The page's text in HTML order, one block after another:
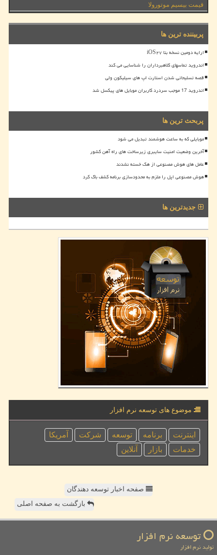
قیمت بیسیم موتورولا
پربیننده ترین ها
ارایه دومین نسخه بتا iOS۲۷
اندروید تماسهای کلاهبرداران را شناسایی می کند
قصه تسلیحاتی شدن استارت اپ های سیلیکون ولی
اندروید 17 موجب سردرد کاربران موبایل های پیکسل شد
پربحث ترین ها
موبایلی که به ساعت هوشمند تبدیل می شود
آخرین وضعیت امنیت سایبری زیرساخت های راه آهن کشور
عامل های هوش مصنوعی از هک خسته نشدند
هوش مصنوعی اپل را ملزم به محدودسازی برنامه کشف باگ کرد
جدیدترین ها
موضوع های توسعه نرم افزار
اینترنت برنامه توسعه شركت
آمریكا
خدمات
بازار آنلاین
صفحه اخبار توسعه دهندگان
بازگشت به صفحه اصلی
توسعه نرم افزار
تولید نرم افزار